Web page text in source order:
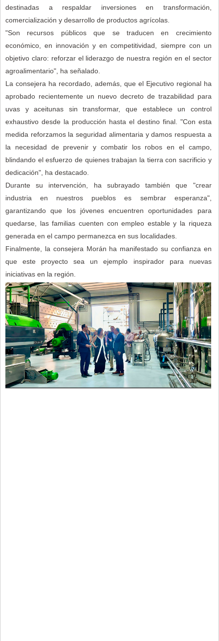
destinadas a respaldar inversiones en transformación,
comercialización y desarrollo de productos agrícolas.
"Son recursos públicos que se traducen en crecimiento
económico, en innovación y en competitividad, siempre con un
objetivo claro: reforzar el liderazgo de nuestra región en el sector
agroalimentario", ha señalado.
La consejera ha recordado, además, que el Ejecutivo regional ha
aprobado recientemente un nuevo decreto de trazabilidad para
uvas y aceitunas sin transformar, que establece un control
exhaustivo desde la producción hasta el destino final. "Con esta
medida reforzamos la seguridad alimentaria y damos respuesta a
la necesidad de prevenir y combatir los robos en el campo,
blindando el esfuerzo de quienes trabajan la tierra con sacrificio y
dedicación", ha destacado.
Durante su intervención, ha subrayado también que "crear
industria en nuestros pueblos es sembrar esperanza",
garantizando que los jóvenes encuentren oportunidades para
quedarse, las familias cuenten con empleo estable y la riqueza
generada en el campo permanezca en sus localidades.
Finalmente, la consejera Morán ha manifestado su confianza en
que este proyecto sea un ejemplo inspirador para nuevas
iniciativas en la región.